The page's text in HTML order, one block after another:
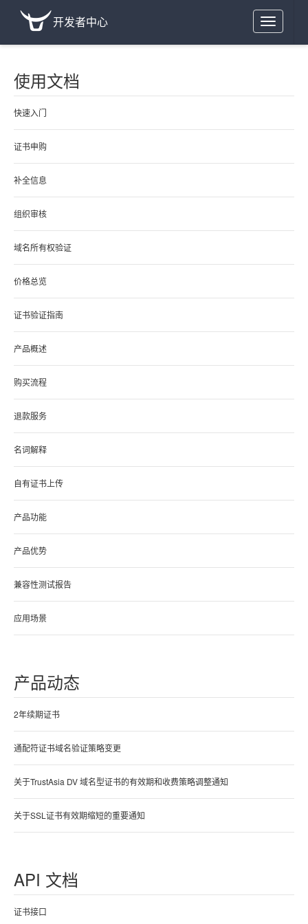
Toggle
navigation
开发者中心
使用文档
快速入门
证书申购
补全信息
组织审核
域名所有权验证
价格总览
证书验证指南
产品概述
购买流程
退款服务
名词解释
自有证书上传
产品功能
产品优势
兼容性测试报告
应用场景
产品动态
2年续期证书
通配符证书域名验证策略变更
关于TrustAsia DV 域名型证书的有效期和收费策略调整通知
关于SSL证书有效期缩短的重要通知
API 文档
证书接口